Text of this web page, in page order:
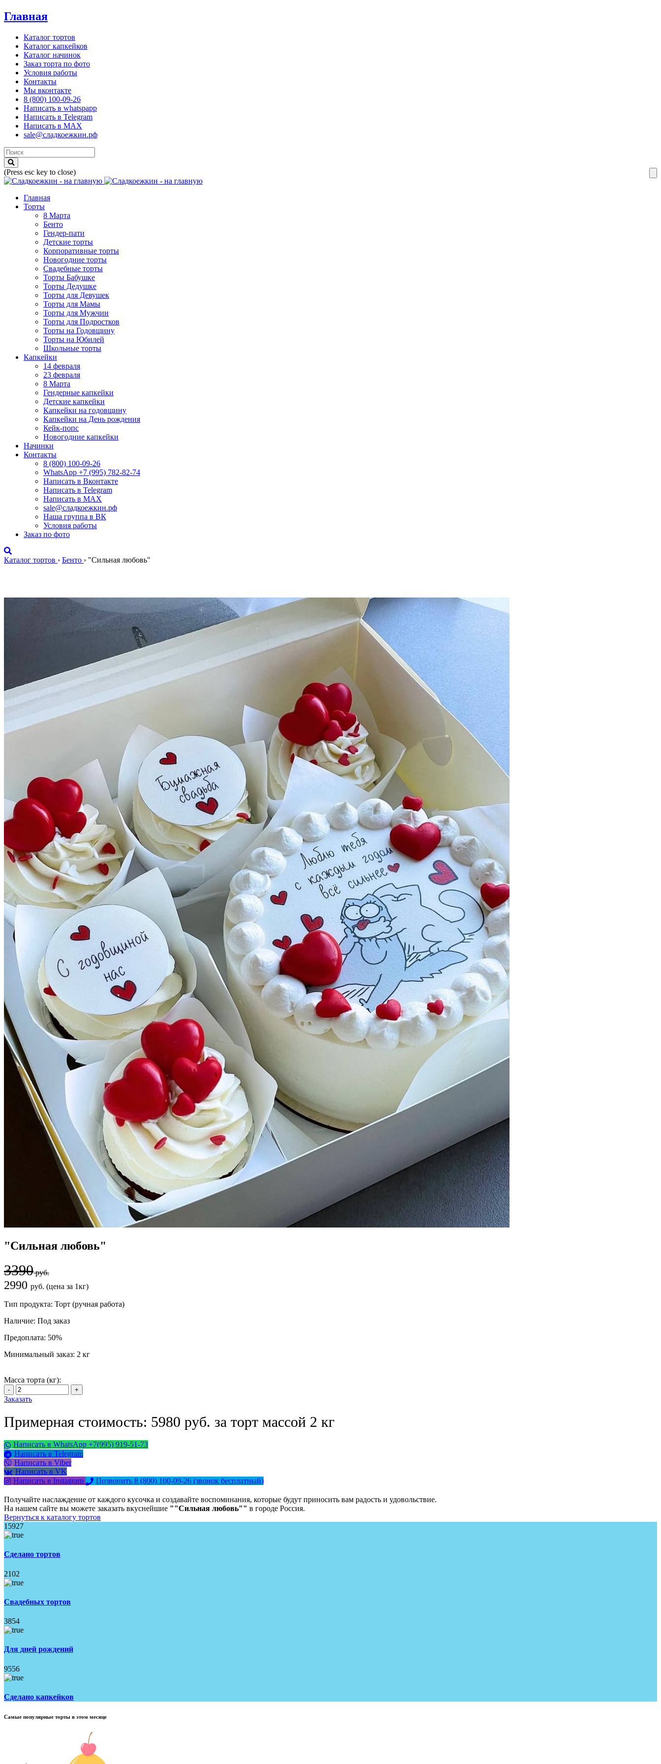
Главная
Каталог тортов
Каталог капкейков
Каталог начинок
Заказ торта по фото
Условия работы
Контакты
Мы вконтакте
8 (800) 100-09-26
Написать в whatspapp
Написать в Telegram
Написать в MAX
sale@сладкоежкин.рф
(Press esc key to close)
Главная
Торты
8 Марта
Бенто
Гендер-пати
Детские торты
Корпоративные торты
Новогодние торты
Свадебные торты
Торты Бабушке
Торты Дедушке
Торты для Девушек
Торты для Мамы
Торты для Мужчин
Торты для Подростков
Торты на Годовщину
Торты на Юбилей
Школьные торты
Капкейки
14 февраля
23 февраля
8 Марта
Гендерные капкейки
Детские капкейки
Капкейки на годовщину
Капкейки на День рождения
Кейк-попс
Новогодние капкейки
Начинки
Контакты
8 (800) 100-09-26
WhatsApp +7 (995) 782-82-74
Написать в Вконтакте
Написать в Telegram
Написать в MAX
sale@сладкоежкин.рф
Наша группа в ВК
Условия работы
Заказ по фото
Каталог тортов › Бенто › "Сильная любовь"
"Сильная любовь"
3390руб.
2990 руб. (цена за 1кг)
Тип продукта: Торт (ручная работа)
Наличие: Под заказ
Предоплата: 50%
Минимальный заказ: 2 кг
Масса торта (кг):
Заказать
Примерная стоимость: 5980 руб. за торт массой 2 кг
Написать в WhatsApp +7(995) 919-51-73
Написать в Telegram
Написать в Viber
Написать в VK
Написать в Instagram
Позвонить 8 (800) 100-09-26 (звонок бесплатный)
Получайте наслаждение от каждого кусочка и создавайте воспоминания, которые будут приносить вам радость и удовольствие.
На нашем сайте вы можете заказать вкуснейшие ""Сильная любовь"" в городе Россия.
Вернуться к каталогу тортов
15927
Сделано тортов
2102
Свадебных тортов
3854
Для дней рождений
9556
Сделано капкейков
*
Телефон *
Самые популярные торты в этом месяце